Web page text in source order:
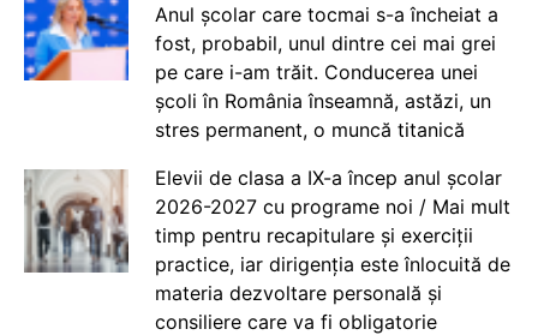
Anul școlar care tocmai s-a încheiat a
fost, probabil, unul dintre cei mai grei
pe care i-am trăit. Conducerea unei
școli în România înseamnă, astăzi, un
stres permanent, o muncă titanică
Elevii de clasa a IX-a încep anul școlar
2026-2027 cu programe noi / Mai mult
timp pentru recapitulare și exerciții
practice, iar dirigenția este înlocuită de
materia dezvoltare personală și
consiliere care va fi obligatorie